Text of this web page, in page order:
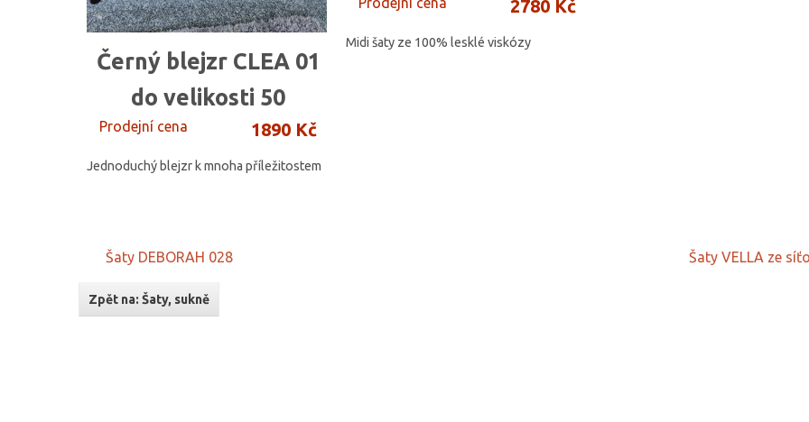
Černý blejzr CLEA 01
do velikosti 50
Prodejní cena 1890 Kč
Jednoduchý blejzr k mnoha příležitostem
2780 Kč
Midi šaty ze 100% lesklé viskózy
Šaty VELLA ze
Šaty DEBORAH 028
Zpět na: Šaty, sukně